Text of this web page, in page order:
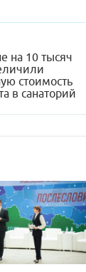
на 10 тысяч
стоимость
в санаторий